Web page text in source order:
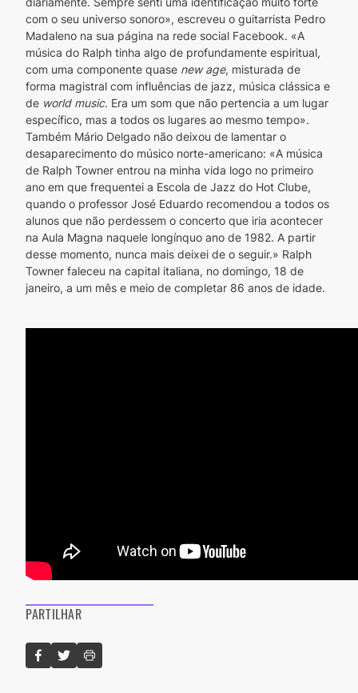
com o seu universo sonoro», escreveu o guitarrista Pedro
Madaleno na sua página na rede social Facebook. «A
música do Ralph tinha algo de profundamente espiritual,
com uma componente quase new age, misturada de
forma magistral com influências de jazz, música clássica e
de world music. Era um som que não pertencia a um lugar
específico, mas a todos os lugares ao mesmo tempo».
Também Mário Delgado não deixou de lamentar o
desaparecimento do músico norte-americano: «A música
de Ralph Towner entrou na minha vida logo no primeiro
ano em que frequentei a Escola de Jazz do Hot Clube,
quando o professor José Eduardo recomendou a todos os
alunos que não perdessem o concerto que iria acontecer
na Aula Magna naquele longínquo ano de 1982. A partir
desse momento, nunca mais deixei de o seguir.» Ralph
Towner faleceu na capital italiana, no domingo, 18 de
janeiro, a um mês e meio de completar 86 anos de idade.
PARTILHAR